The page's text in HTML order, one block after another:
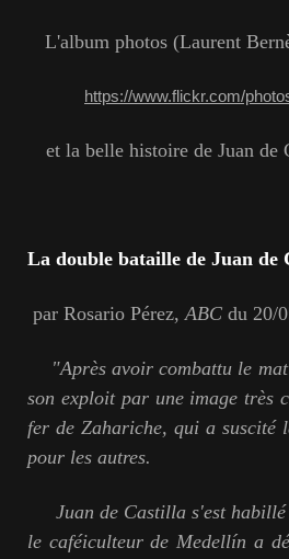
L'album photos (Laurent
https://www.flickr.com/
et la belle histoire de Juan de
La double bataille de Juan de
par Rosario Pérez,ABC du 20/
"Après avoir combattu le
son exploit par une image très
fer de Zahariche, qui a suscité
pour les autres.
Juan de Castilla s'est habillé
le caféiculteur de Medellín a